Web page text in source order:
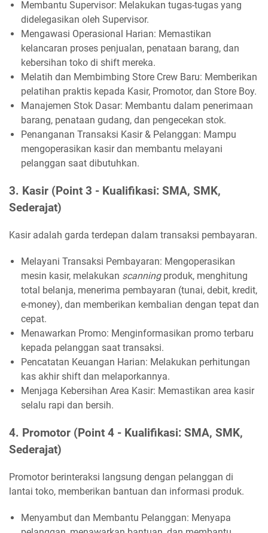
Membantu Supervisor: Melakukan tugas-tugas yang
didelegasikan oleh Supervisor.
Mengawasi Operasional Harian: Memastikan
kelancaran proses penjualan, penataan barang, dan
kebersihan toko di shift mereka.
Melatih dan Membimbing Store Crew Baru: Memberikan
pelatihan praktis kepada Kasir, Promotor, dan Store Boy.
Manajemen Stok Dasar: Membantu dalam penerimaan
barang, penataan gudang, dan pengecekan stok.
Penanganan Transaksi Kasir & Pelanggan: Mampu
mengoperasikan kasir dan membantu melayani
pelanggan saat dibutuhkan.
3. Kasir (Point 3 - Kualifikasi: SMA, SMK,
Sederajat)
Kasir adalah garda terdepan dalam transaksi pembayaran.
Melayani Transaksi Pembayaran: Mengoperasikan
mesin kasir, melakukan scanningproduk, menghitung
total belanja, menerima pembayaran (tunai, debit, kredit,
e-money), dan memberikan kembalian dengan tepat dan
cepat.
Menawarkan Promo: Menginformasikan promo terbaru
kepada pelanggan saat transaksi.
Pencatatan Keuangan Harian: Melakukan perhitungan
kas akhir shift dan melaporkannya.
Menjaga Kebersihan Area Kasir: Memastikan area kasir
selalu rapi dan bersih.
4. Promotor (Point 4 - Kualifikasi: SMA, SMK,
Sederajat)
Promotor berinteraksi langsung dengan pelanggan di
lantai toko, memberikan bantuan dan informasi produk.
Menyambut dan Membantu Pelanggan: Menyapa